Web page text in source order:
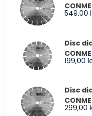
549,00
Disc
199,00
Disc
299,00